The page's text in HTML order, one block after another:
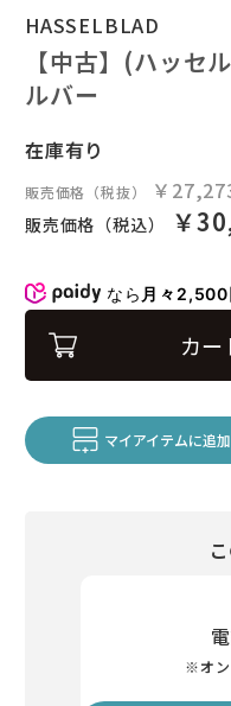
HASSELBLAD
【中古】(ハッ
ルバー
在庫有り
販売価格（税抜） ￥
販売価格（税込） ￥
なら 月々2,500
カー
マイアイテムに追加
※オン